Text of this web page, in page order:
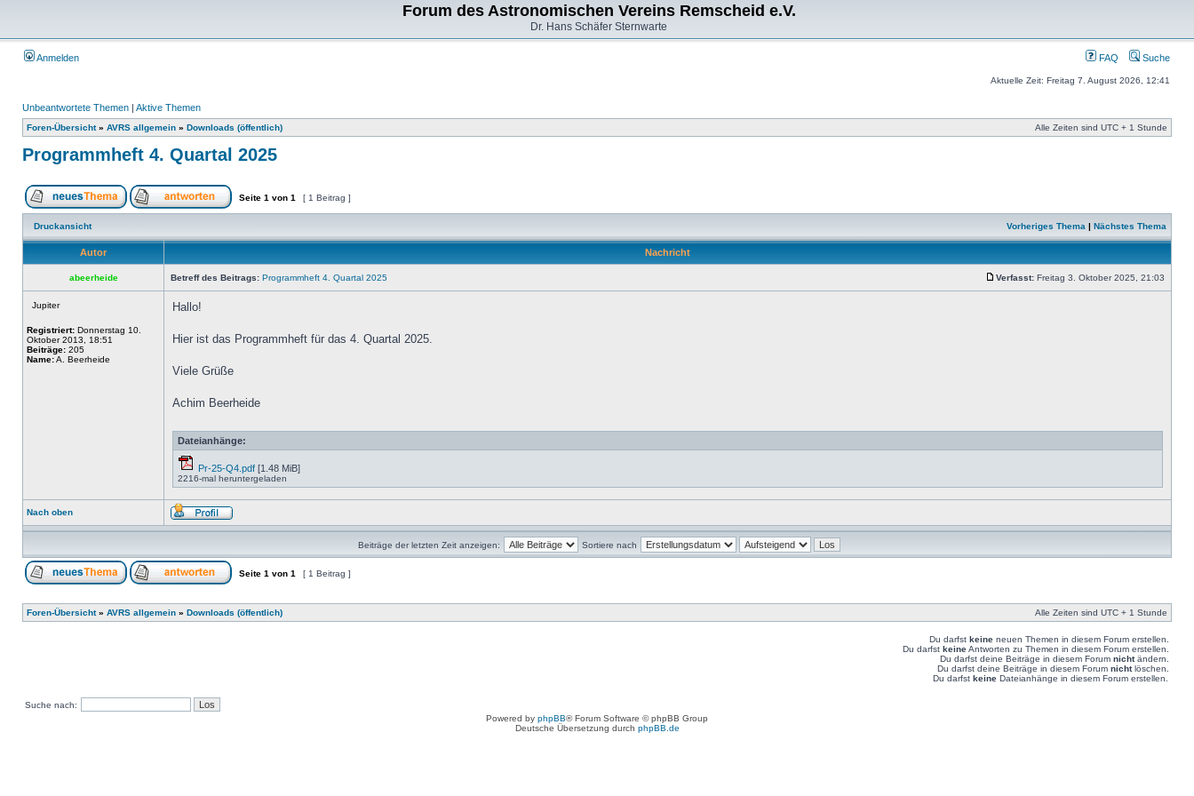
Forum des Astronomischen Vereins Remscheid e.V.
Dr. Hans Schäfer Sternwarte
Anmelden FAQ Suche
Aktuelle Zeit: Freitag 7. August 2026, 12:41
Unbeantwortete Themen | Aktive Themen
Foren-Übersicht» AVRS allgemein » Downloads (öffentlich) Alle Zeiten sind UTC + 1 Stunde
Programmheft 4. Quartal 2025
Seite 1 von 1 [ 1 Beitrag ]
Druckansicht Vorheriges Thema | Nächstes Thema
Autor Nachricht
abeerheide Betreff des Beitrags: Programmheft 4. Quartal 2025 Verfasst: Freitag 3. Oktober 2025, 21:03
Jupiter
Registriert: Donnerstag 10.
Oktober 2013, 18:51
Beiträge: 205
Name:A. Beerheide
Hallo!
Hier ist das Programmheft für das 4. Quartal 2025.
Viele Grüße
Achim Beerheide
Dateianhänge:
Pr-25-Q4.pdf [1.48 MiB]
2216-mal heruntergeladen
Nach oben
Beiträge der letzten Zeit anzeigen: Sortiere nach
Seite 1 von 1 [ 1 Beitrag ]
Foren-Übersicht» AVRS allgemein » Downloads (öffentlich) Alle Zeiten sind UTC + 1 Stunde
Du darfst keine neuen Themen in diesem Forum erstellen.
Du darfst keineAntworten zu Themen in diesem Forum erstellen.
Du darfst deine Beiträge in diesem Forum nichtändern.
Du darfst deine Beiträge in diesem Forum nichtlöschen.
Du darfst keine Dateianhänge in diesem Forum erstellen.
Suche nach:
Powered by phpBB® Forum Software © phpBB Group
Deutsche Übersetzung durch phpBB.de